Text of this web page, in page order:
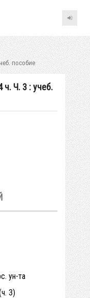
пособие
ч. Ч. 3 : учеб.
ун-та
3)